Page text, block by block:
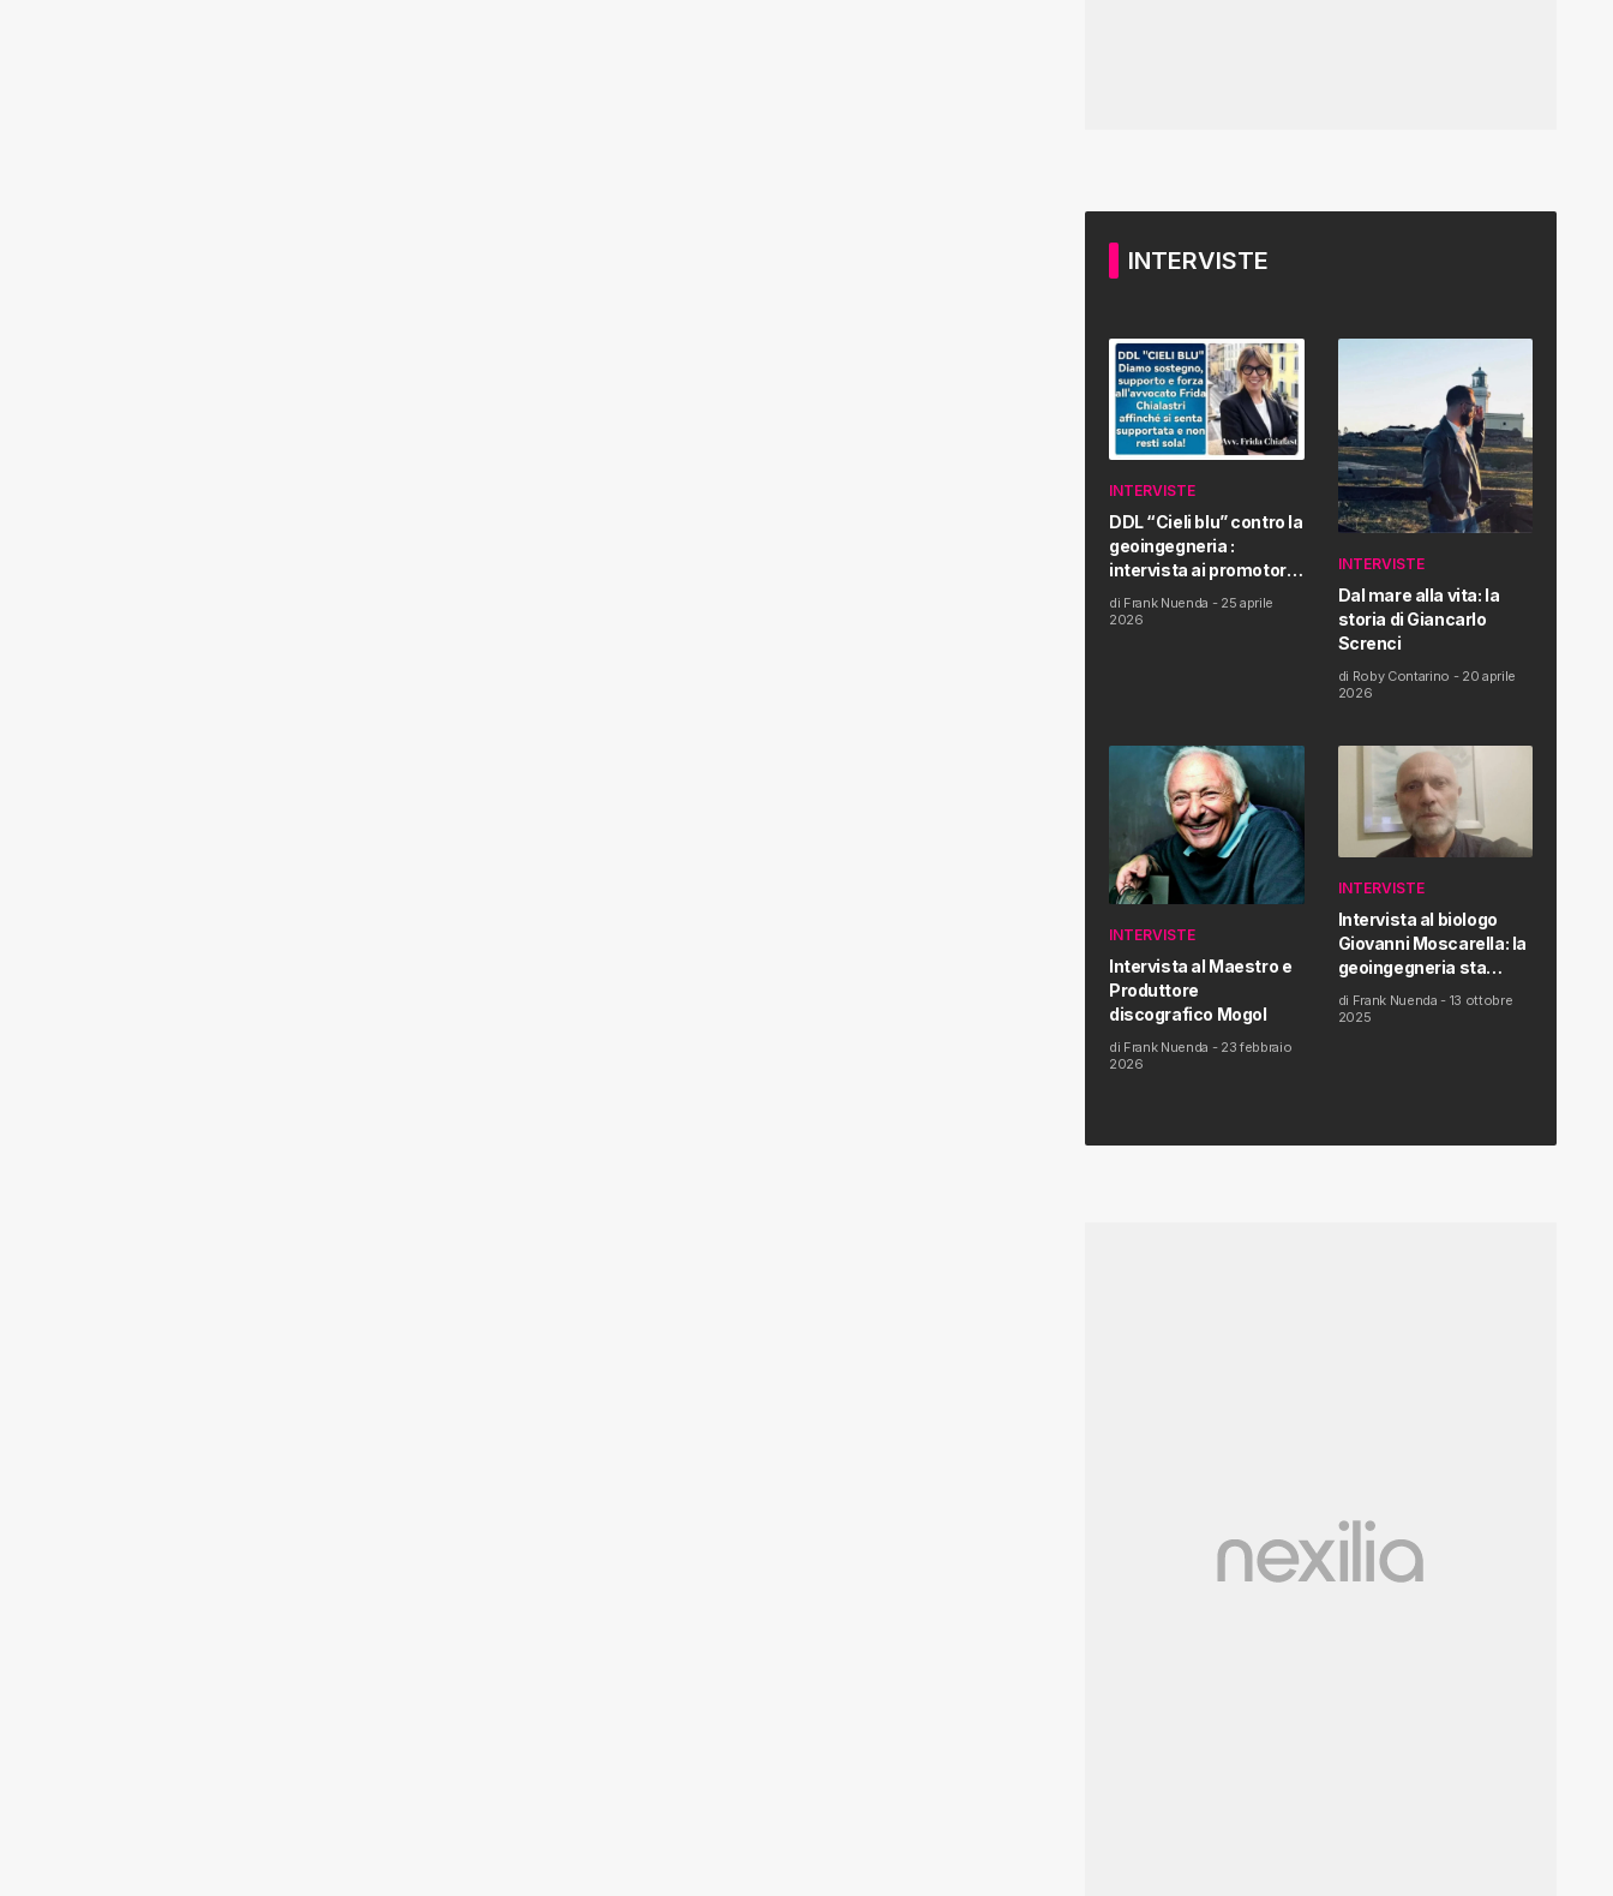
INTERVISTE
INTERVISTE
DDL “Cieli blu” contro la
geoingegneria :
intervista ai promotori
della tematica e della
Proposta di Legge
di Frank Nuenda - 25 aprile
2026
INTERVISTE
Dal mare alla vita: la
storia di Giancarlo
Screnci
di Roby Contarino - 20 aprile
2026
INTERVISTE
Intervista al Maestro e
Produttore
discografico Mogol
di Frank Nuenda - 23 febbraio
2026
INTERVISTE
Intervista al biologo
Giovanni Moscarella: la
geoingegneria sta
modificando il clima e la
salute dell’uomo
di Frank Nuenda - 13 ottobre
2025